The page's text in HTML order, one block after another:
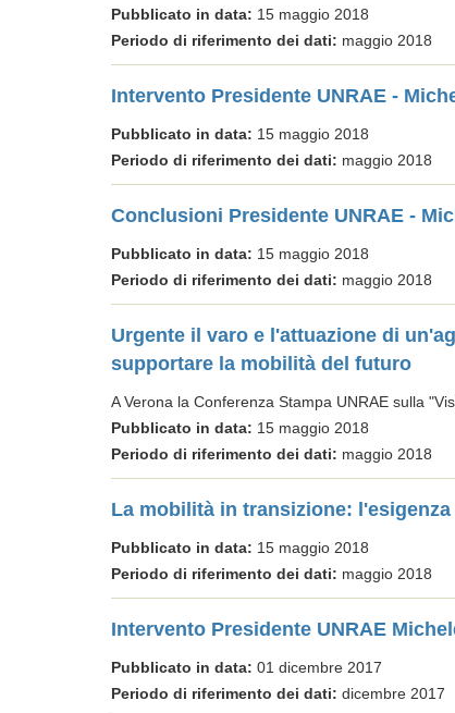
Pubblicato in data: 15 maggio 2018
Periodo di riferimento dei dati: maggio 2018
Intervento Presidente UNRAE -
Pubblicato in data: 15 maggio 2018
Periodo di riferimento dei dati: maggio 2018
Conclusioni Presidente UNRAE -
Pubblicato in data: 15 maggio 2018
Periodo di riferimento dei dati: maggio 2018
Urgente il varo e l'attuazione di
supportare la mobilità del futuro
A Verona la Conferenza Stampa UNRAE sulla
Pubblicato in data: 15 maggio 2018
Periodo di riferimento dei dati: maggio 2018
La mobilità in transizione:
Pubblicato in data: 15 maggio 2018
Periodo di riferimento dei dati: maggio 2018
Intervento Presidente UNRAE
Pubblicato in data: 01 dicembre 2017
Periodo di riferimento dei dati: dicembre 2017